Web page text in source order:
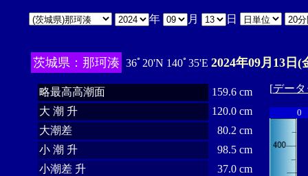
年 月 日
茨城県：那珂湊 36ﾟ20'N 140ﾟ35'E 2024年09月13日(
略最高高潮面
159.6 cm
大 潮 升
120.0 cm
大潮差
80.2 cm
小 潮 升
98.5 cm
小潮差 升
37.0 cm
[デー
0